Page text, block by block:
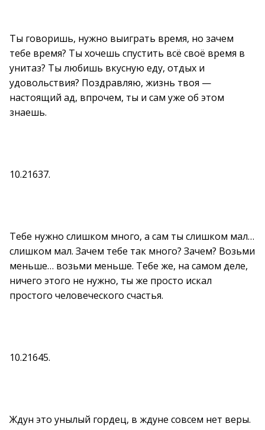
Ты говоришь, нужно выиграть время, но зачем
тебе время? Ты хочешь спустить всё своё время в
унитаз? Ты любишь вкусную еду, отдых и
удовольствия? Поздравляю, жизнь твоя —
настоящий ад, впрочем, ты и сам уже об этом
знаешь.
10.21637.
Тебе нужно слишком много, а сам ты слишком мал…
слишком мал. Зачем тебе так много? Зачем? Возьми
меньше… возьми меньше. Тебе же, на самом деле,
ничего этого не нужно, ты же просто искал
простого человеческого счастья.
10.21645.
Ждун это унылый гордец, в ждуне совсем нет веры.